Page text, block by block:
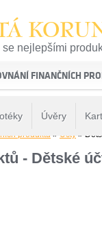
se nejlepšími
a kvality na
FINANČNÍCH
Úvěry
produktů » Účty »
- Dětské